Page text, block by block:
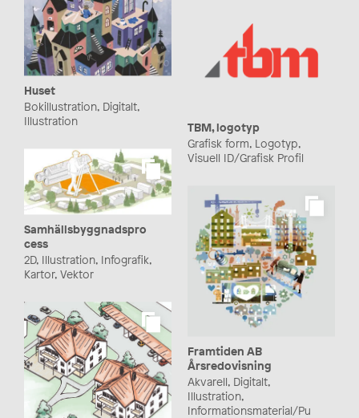
Huset
Bokillustration, Digitalt,
Illustration
TBM, logotyp
Grafisk form, Logotyp,
Visuell ID/Grafisk Profil
Samhällsbyggnadspro
cess
2D, Illustration, Infografik,
Kartor, Vektor
Framtiden AB
Årsredovisning
Akvarell, Digitalt,
Illustration,
Informationsmaterial/Pu